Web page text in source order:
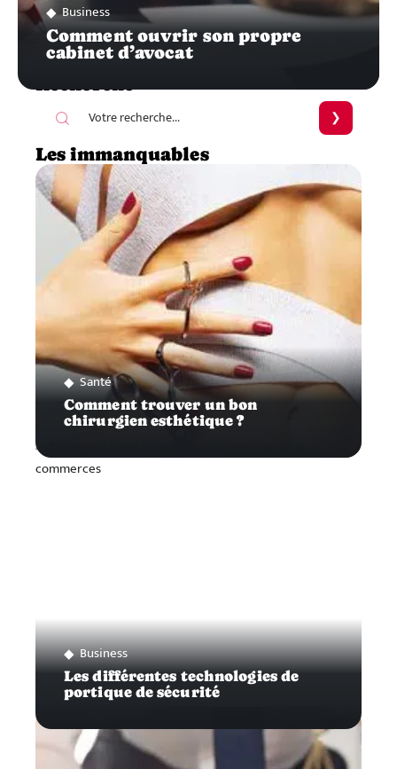
Business
Comment ouvrir son propre
cabinet d’avocat
Recherche
Les immanquables
Santé
Comment trouver un bon
chirurgien esthétique ?
Business
Les différentes technologies de
portique de sécurité